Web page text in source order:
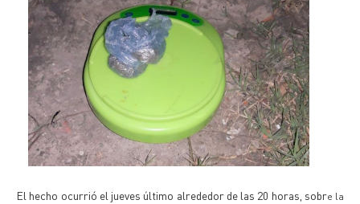
El hecho ocurrió el jueves último alrededor de las 20 horas, sobre la